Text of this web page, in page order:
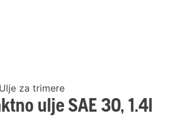
za trimere
ulje SAE 30, 1.4l